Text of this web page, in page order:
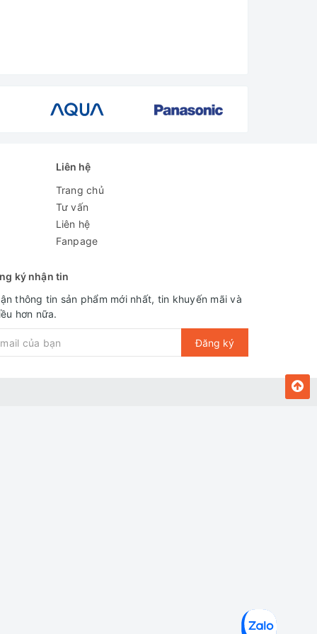
Liên hệ
Trang chủ
Tư vấn
Liên hệ
Fanpage
ký nhận tin
thông tin sản phẩm mới nhất, tin khuyến mãi và
hơn nữa.
Đăng ký